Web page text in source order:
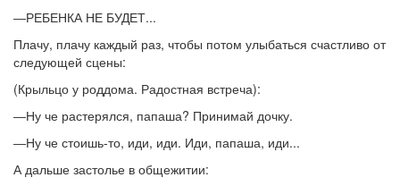
―РЕБЕНКА НЕ БУДЕТ...
Плачу, плачу каждый раз, чтобы потом улыбаться счастливо от
следующей сцены:
(Крыльцо у роддома. Радостная встреча):
―Ну че растерялся, папаша? Принимай дочку.
―Ну че стоишь-то, иди, иди. Иди, папаша, иди...
А дальше застолье в общежитии: